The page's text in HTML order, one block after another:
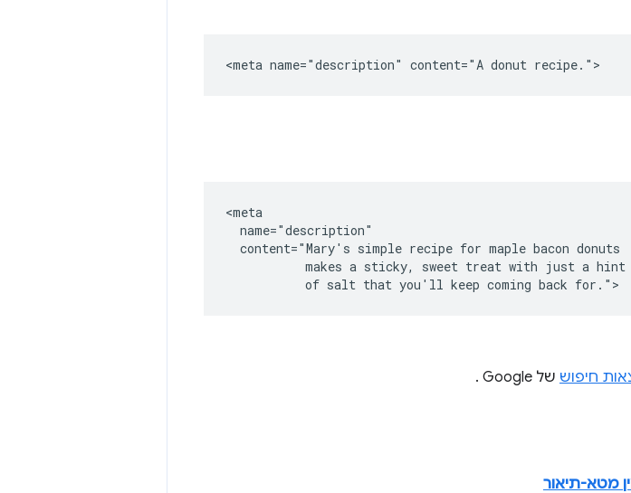
<meta name="description" content="A donut recipe.">
<meta
  name="description"
  content="Mary's simple recipe for maple bacon donuts
           makes a sticky, sweet treat with just a hint
           of salt that you'll keep coming back for.">
חיפוש של Google .
מטא-תיאור